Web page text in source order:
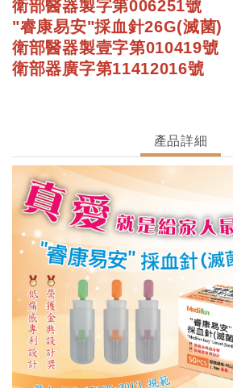
衛部醫器製字第006251號
"睿康易安"採血針26G(滅菌)
衛部醫器製壹字第010419號
衛部器廣字第11412016號
產品詳細